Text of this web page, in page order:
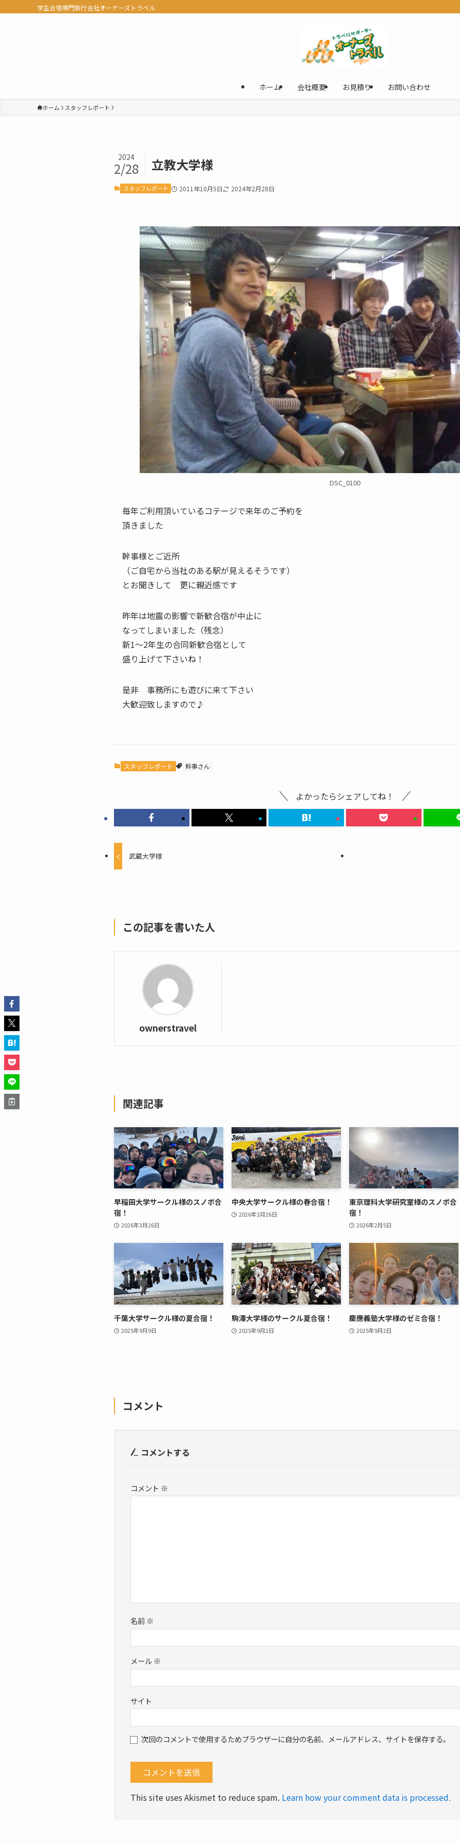
学生合宿専門旅行会社オーナーズトラベル
ホーム 会社概要 お見積り お問い合わせ
ホーム スタッフレポート
立教大学様
2024
2/28
スタッフレポート 2011年10月5日 2024年2月28日
DSC_0100
毎年ご利用頂いているコテージで来年のご予約を
頂きました
幹事様とご近所
（ご自宅から当社のある駅が見えるそうです）
とお聞きして 更に親近感です
昨年は地震の影響で新歓合宿が中止に
なってしまいました（残念）
新1〜2年生の合同新歓合宿として
盛り上げて下さいね！
是非 事務所にも遊びに来て下さい
大歓迎致しますので♪
スタッフレポート 幹事さん
よかったらシェアしてね！
武蔵大学様
この記事を書いた人
ownerstravel
関連記事
早稲田大学サークル様のスノボ合
宿！
2026年3月26日
中央大学サークル様の春合宿！
2026年3月26日
東京理科大学研究室様のスノボ合
宿！
2026年2月5日
千葉大学サークル様の夏合宿！
2025年9月9日
駒澤大学様のサークル夏合宿！
2025年9月2日
慶應義塾大学様のゼミ合宿！
2025年9月2日
コメント
コメントする
コメント ※
名前 ※
メール ※
サイト
次回のコメントで使用するためブラウザーに自分の名前、メールアドレス、サイトを保存する。
This site uses Akismet to reduce spam. Learn how your comment data is processed.